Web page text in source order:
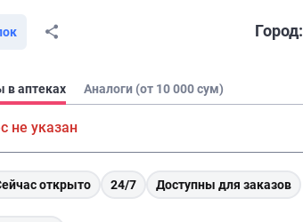
Город:
в аптеках Аналоги (от 10 000 сум)
не указан
открыто 24/7 Доступны для заказов